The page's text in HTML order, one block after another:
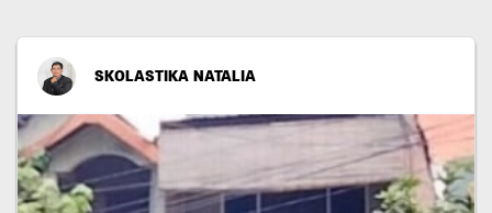
SKOLASTIKA NATALIA